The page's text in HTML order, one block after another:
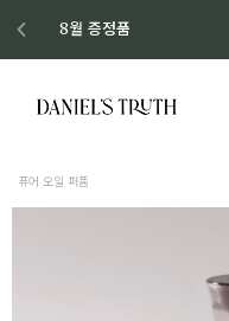
디스커버리 세트 No.1 출시
8월 이벤트 혜택
8월 증정품
신규회원 가입 혜택
퓨어 오일 퍼퓸